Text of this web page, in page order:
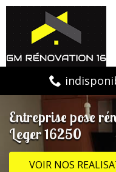
Entreprise pose
Leger 16250
VOIR NOS